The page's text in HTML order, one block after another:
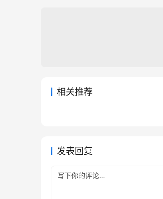
相关推荐
发表回复